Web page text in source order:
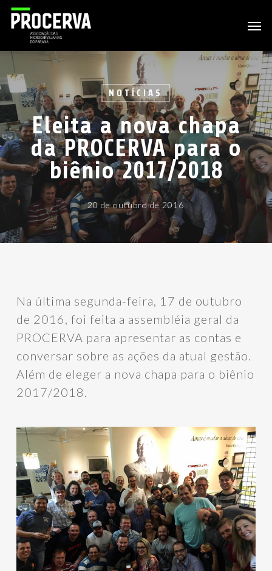
Skip
to
content
NOTÍCIAS
Eleita a nova chapa
da PROCERVA para o
biênio 2017/2018
20 de outubro de 2016
Na última segunda-feira, 17 de outubro
de 2016, foi feita a assembléia geral da
PROCERVA para apresentar as contas e
conversar sobre as ações da atual gestão.
Além de eleger a nova chapa para o biênio
2017/2018.